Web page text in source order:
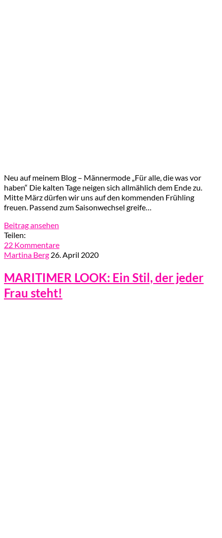
Neu auf meinem Blog – Männermode „Für alle, die was vor
haben“ Die kalten Tage neigen sich allmählich dem Ende zu.
Mitte März dürfen wir uns auf den kommenden Frühling
freuen. Passend zum Saisonwechsel greife…
Beitrag ansehen
Teilen:
22 Kommentare
Martina Berg 26. April 2020
MARITIMER LOOK: Ein Stil, der jeder
Frau steht!